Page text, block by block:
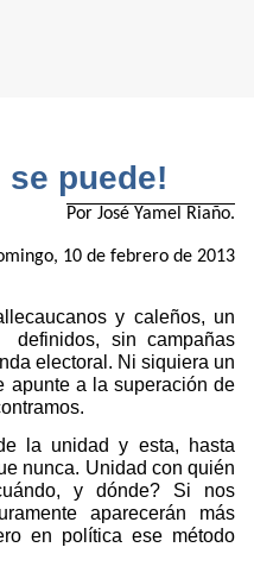
se puede!
Por José Yamel Riaño.
10 de febrero de 2013
y caleños, un
definidos, sin campañas
electoral. Ni siquiera un
apunte a la superación de
la unidad y esta, hasta
nunca. Unidad con quién
y dónde? Si nos
aparecerán más
en política ese método